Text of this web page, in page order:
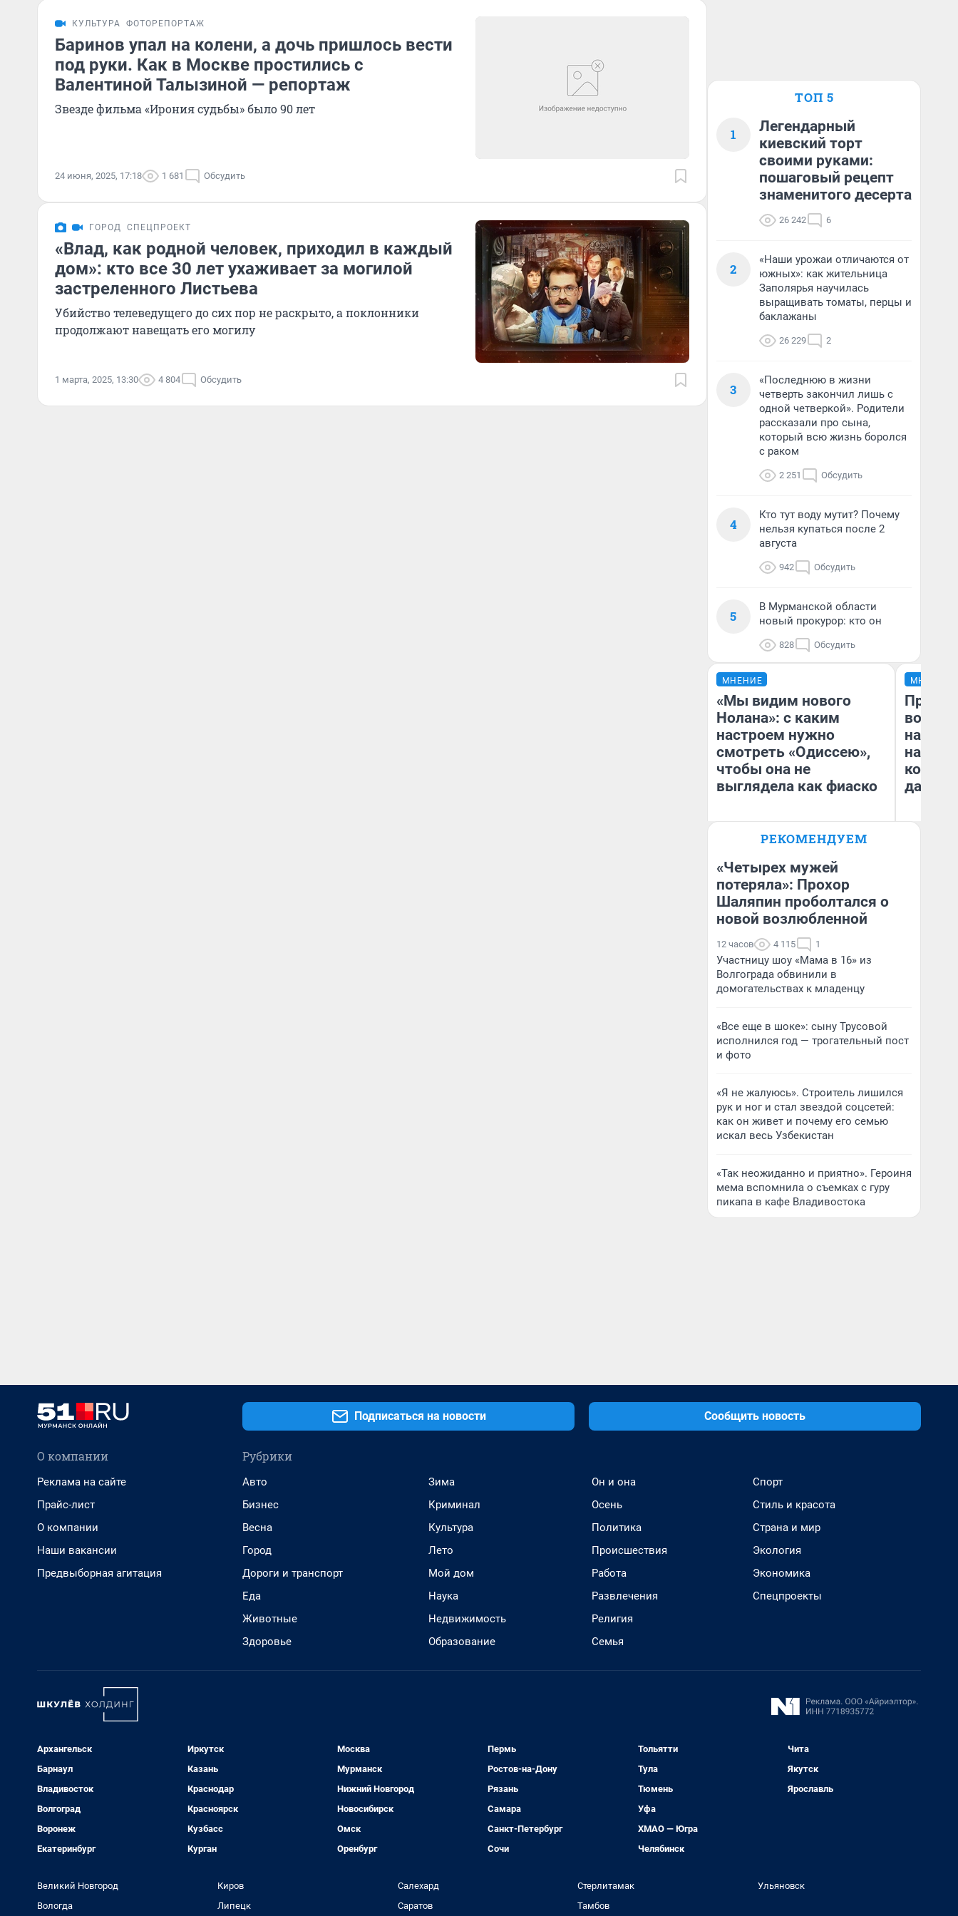
КУЛЬТУРА ФОТОРЕПОРТАЖ
Баринов упал на колени, а дочь пришлось вести
под руки. Как в Москве простились с
Валентиной Талызиной — репортаж
Звезде фильма «Ирония судьбы» было 90 лет
24 июня, 2025, 17:18 1 681 Обсудить
ГОРОД СПЕЦПРОЕКТ
«Влад, как родной человек, приходил в каждый
дом»: кто все 30 лет ухаживает за могилой
застреленного Листьева
Убийство телеведущего до сих пор не раскрыто, а поклонники
продолжают навещать его могилу
1 марта, 2025, 13:30 4 804 Обсудить
ТОП 5
1
Легендарный
киевский торт
своими руками:
пошаговый рецепт
знаменитого десерта
26 242 6
2
«Наши урожаи отличаются от
южных»: как жительница
Заполярья научилась
выращивать томаты, перцы и
баклажаны
26 229 2
3
«Последнюю в жизни
четверть закончил лишь с
одной четверкой». Родители
рассказали про сына,
который всю жизнь боролся
с раком
2 251 Обсудить
4
Кто тут воду мутит? Почему
нельзя купаться после 2
августа
942 Обсудить
5
В Мурманской области
новый прокурор: кто он
828 Обсудить
МНЕНИЕ
«Мы видим нового
Нолана»: с каким
настроем нужно
смотреть «Одиссею»,
чтобы она не
выглядела как фиаско
Надежда Губарь
МНЕНИЕ
нам
даже
РЕКОМЕНДУЕМ
«Четырех мужей
потеряла»: Прохор
Шаляпин проболтался о
новой возлюбленной
12 часов 4 115 1
Участницу шоу «Мама в 16» из
Волгограда обвинили в
домогательствах к младенцу
«Все еще в шоке»: сыну Трусовой
исполнился год — трогательный пост
и фото
«Я не жалуюсь». Строитель лишился
рук и ног и стал звездой соцсетей:
как он живет и почему его семью
искал весь Узбекистан
«Так неожиданно и приятно». Героиня
мема вспомнила о съемках с гуру
пикапа в кафе Владивостока
Подписаться на новости Сообщить новость
О компании
Реклама на сайте
Прайс-лист
О компании
Наши вакансии
Предвыборная агитация
Рубрики
Авто
Бизнес
Весна
Город
Дороги и транспорт
Еда
Животные
Здоровье
Зима
Криминал
Культура
Лето
Мой дом
Наука
Недвижимость
Образование
Он и она
Осень
Политика
Происшествия
Работа
Развлечения
Религия
Семья
Спорт
Стиль и красота
Страна и мир
Экология
Экономика
Спецпроекты
Архангельск
Барнаул
Владивосток
Волгоград
Воронеж
Екатеринбург
Иркутск
Казань
Краснодар
Красноярск
Кузбасс
Курган
Москва
Мурманск
Нижний Новгород
Новосибирск
Омск
Оренбург
Пермь
Ростов-на-Дону
Рязань
Самара
Санкт-Петербург
Сочи
Тольятти
Тула
Тюмень
Уфа
ХМАО — Югра
Челябинск
Чита
Якутск
Ярославль
Великий Новгород
Вологда
Киров
Липецк
Салехард
Саратов
Стерлитамак
Тамбов
Ульяновск